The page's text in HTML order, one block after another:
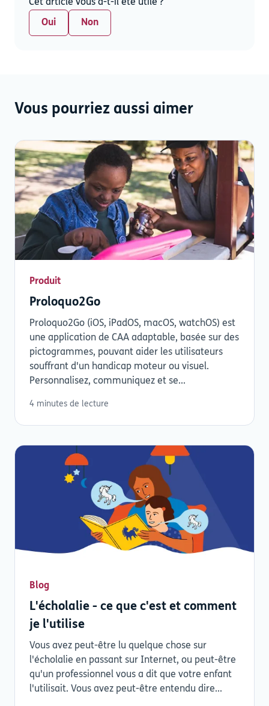
Cet article vous a-t-il été utile ?
Oui Non
Vous pourriez aussi aimer
Produit
Proloquo2Go
Proloquo2Go (iOS, iPadOS, macOS, watchOS) est
une application de CAA adaptable, basée sur des
pictogrammes, pouvant aider les utilisateurs
souffrant d'un handicap moteur ou visuel.
Personnalisez, communiquez et se...
4 minutes de lecture
Blog
L'écholalie - ce que c'est et comment
je l'utilise
Vous avez peut-être lu quelque chose sur
l'écholalie en passant sur Internet, ou peut-être
qu'un professionnel vous a dit que votre enfant
l'utilisait. Vous avez peut-être entendu dire...